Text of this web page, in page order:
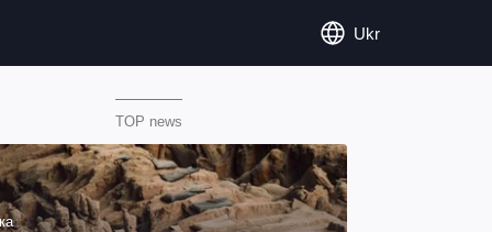
Ukr
TOP news